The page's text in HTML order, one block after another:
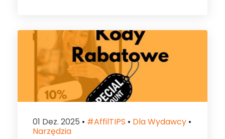
01 Dez. 2025 • #affilTIPS • Dla Wydawcy •
Narzędzia